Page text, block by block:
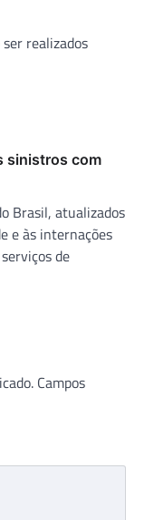
realizados
sinistros com
Brasil, atualizados
e às internações
de
Campos